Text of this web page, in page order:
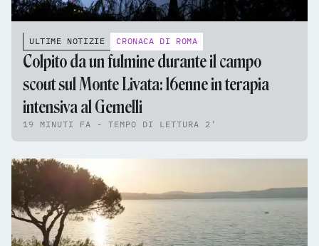
ULTIME NOTIZIE CRONACA DI ROMA
Colpito da un fulmine durante il campo
scout sul Monte Livata: 16enne in terapia
intensiva al Gemelli
19 MINUTI FA - TEMPO DI LETTURA 2'